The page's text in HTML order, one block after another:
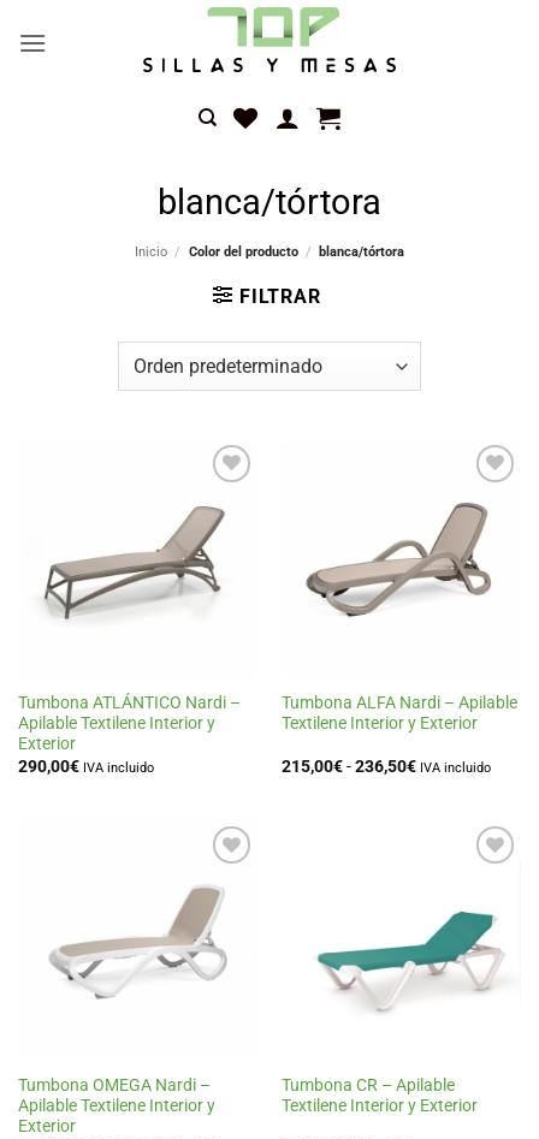
blanca/tórtora
Inicio / Color del producto / blanca/tórtora
FILTRAR
a la
lista
deseos
Tumbona ATLÁNTICO Nardi –
Apilable Textilene Interior y
Exterior
290,00€ IVA incluido
Añadir
a la
lista
deseos
Tumbona ALFA Nardi – Apilable
Textilene Interior y Exterior
215,00€ - 236,50€Rango
IVA incluido
a la
lista
deseos
Tumbona OMEGA Nardi –
Apilable Textilene Interior y
Exterior
lista
de
deseos
Tumbona CR – Apilable
Textilene Interior y Exterior